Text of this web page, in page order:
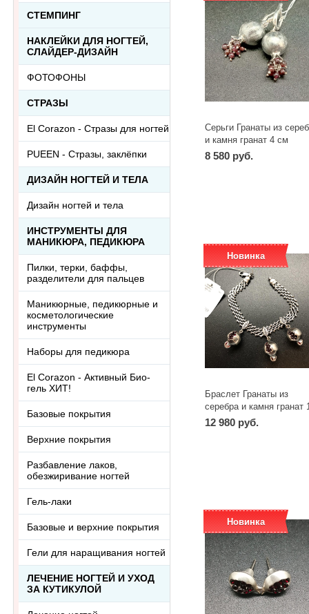
Серьги Гранаты из
и камня гранат 4 см
8 580 руб.
Новинка
Браслет Гранаты из
серебра и камня гранат
см
12 980 руб.
Новинка
СТЕМПИНГ
НАКЛЕЙКИ ДЛЯ НОГТЕЙ,
СЛАЙДЕР-ДИЗАЙН
ФОТОФОНЫ
СТРАЗЫ
El Corazon - Стразы для ногтей
PUEEN - Cтразы, заклёпки
ДИЗАЙН НОГТЕЙ И ТЕЛА
Дизайн ногтей и тела
ИНСТРУМЕНТЫ ДЛЯ
МАНИКЮРА, ПЕДИКЮРА
Пилки, терки, баффы,
разделители для пальцев
Маникюрные, педикюрные и
косметологические
инструменты
Наборы для педикюра
El Corazon - Активный Био-
гель ХИТ!
Базовые покрытия
Верхние покрытия
Разбавление лаков,
обезжиривание ногтей
Гель-лаки
Базовые и верхние покрытия
Гели для наращивания ногтей
ЛЕЧЕНИЕ НОГТЕЙ И УХОД
ЗА КУТИКУЛОЙ